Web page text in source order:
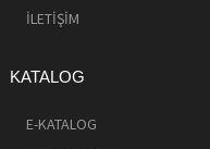
İLETİŞİM
KATALOG
E-KATALOG